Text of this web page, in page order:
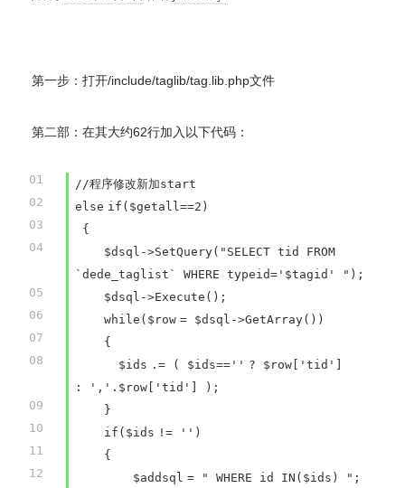
第一步：打开/include/taglib/tag.lib.php文件
第二部：在其大约62行加入以下代码：
01
//程序修改新加start
02
else if ( $getall==2)
03
{
04
$dsql ->SetQuery( "SELECT tid FROM
`dede_taglist` WHERE typeid='$tagid' " );
05
$dsql ->Execute();
06
while ( $row = $dsql ->GetArray())
07
{
08
$ids .= ( $ids== '' ? $row 'tid'
:
',' . $row 'tid'
] );
09
}
10
if ( $ids != '' )
11
{
12
$addsql = " WHERE id IN($ids) " ;